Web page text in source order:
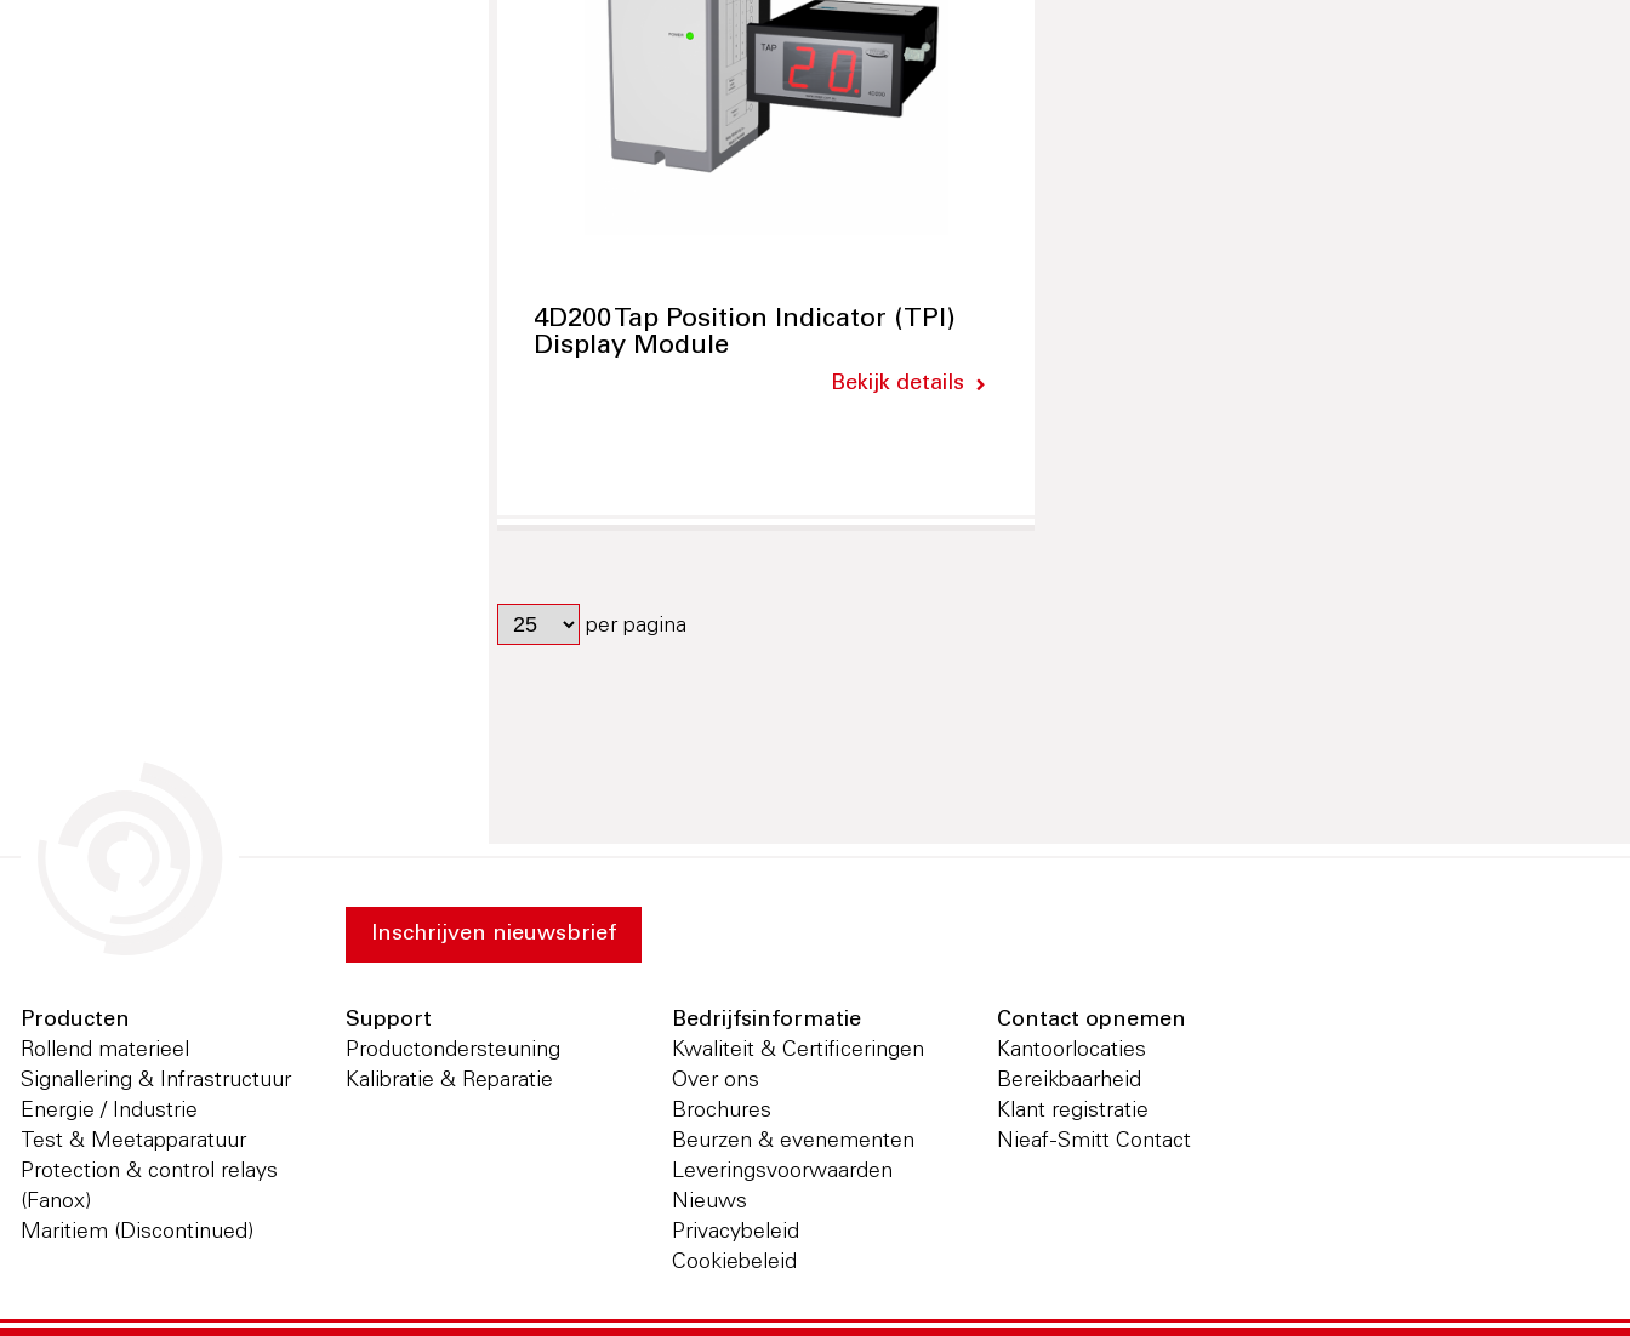
4D200 Tap Position Indicator (TPI)
Display Module
Bekijk details
per pagina
Inschrijven nieuwsbrief
Producten
Rollend materieel
Signallering & Infrastructuur
Energie / Industrie
Test & Meetapparatuur
Protection & control relays
(Fanox)
Maritiem (Discontinued)
Support
Productondersteuning
Kalibratie & Reparatie
Bedrijfsinformatie
Kwaliteit & Certificeringen
Over ons
Brochures
Beurzen & evenementen
Leveringsvoorwaarden
Nieuws
Privacybeleid
Cookiebeleid
Contact opnemen
Kantoorlocaties
Bereikbaarheid
Klant registratie
Nieaf-Smitt Contact